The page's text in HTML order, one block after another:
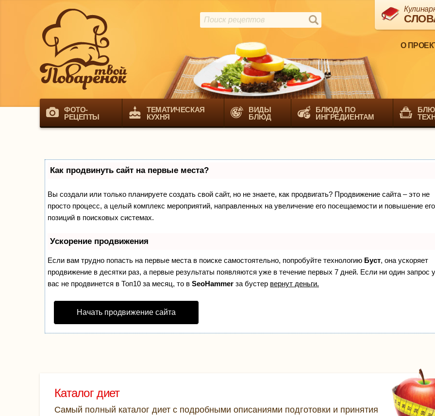
О
ФОТО-
РЕЦЕПТЫ
ТЕМАТИЧЕСКАЯ
КУХНЯ
ВИДЫ
БЛЮД
БЛЮДА ПО
ИНГРЕДИЕНТАМ
Как продвинуть сайт на первые места?
Вы создали или только планируете создать свой сайт, но не знаете, как продвигать? Продвижение сайта – это не
просто процесс, а целый комплекс мероприятий, направленных на увеличение его посещаемости и повышение его
позиций в поисковых системах.
Ускорение продвижения
Если вам трудно попасть на первые места в поиске самостоятельно, попробуйте технологию Буст, она ускоряет
продвижение в десятки раз, а первые результаты появляются уже в течение первых 7 дней. Если ни один запрос у
вас не продвинется в Топ10 за месяц, то в SeoHammer за бустер вернут деньги.
Начать продвижение сайта
Каталог диет
Самый полный каталог диет с подробными описаниями подготовки и принятия